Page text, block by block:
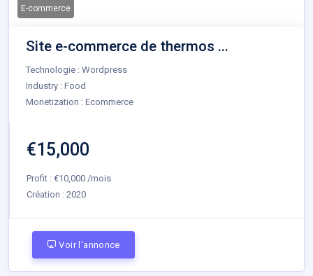
E-commerce
Site e-commerce de thermos ...
Technologie : Wordpress
Industry : Food
Monetization : Ecommerce
€15,000
Profit : €10,000 /mois
Création : 2020
Voir l'annonce